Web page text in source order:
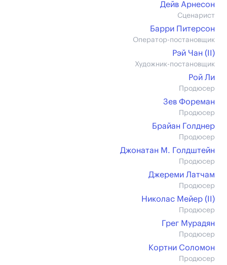
Дейв Арнесон
Сценарист
Барри Питерсон
Оператор-постановщик
Рэй Чан (II)
Художник-постановщик
Рой Ли
Продюсер
Зев Фореман
Продюсер
Брайан Голднер
Продюсер
Джонатан М. Голдштейн
Продюсер
Джереми Латчам
Продюсер
Николас Мейер (II)
Продюсер
Грег Мурадян
Продюсер
Кортни Соломон
Продюсер